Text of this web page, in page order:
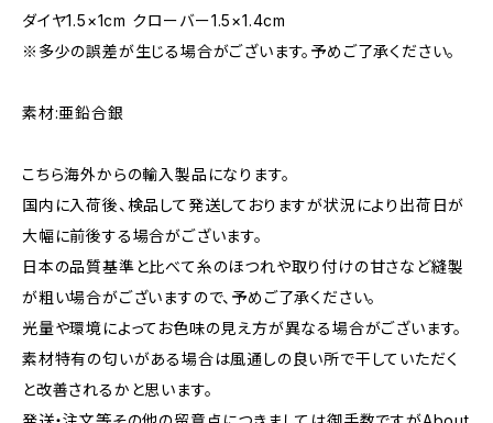
ダイヤ1.5×1cm クローバー1.5×1.4cm
※多少の誤差が生じる場合がございます。予めご了承ください。
素材:亜鉛合銀
こちら海外からの輸入製品になります。
国内に入荷後、検品して発送しておりますが状況により出荷日が
大幅に前後する場合がございます。
日本の品質基準と比べて糸のほつれや取り付けの甘さなど縫製
が粗い場合がございますので、予めご了承ください。
光量や環境によってお色味の見え方が異なる場合がございます。
素材特有の匂いがある場合は風通しの良い所で干していただく
と改善されるかと思います。